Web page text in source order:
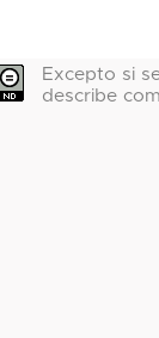
Excepto si
describe